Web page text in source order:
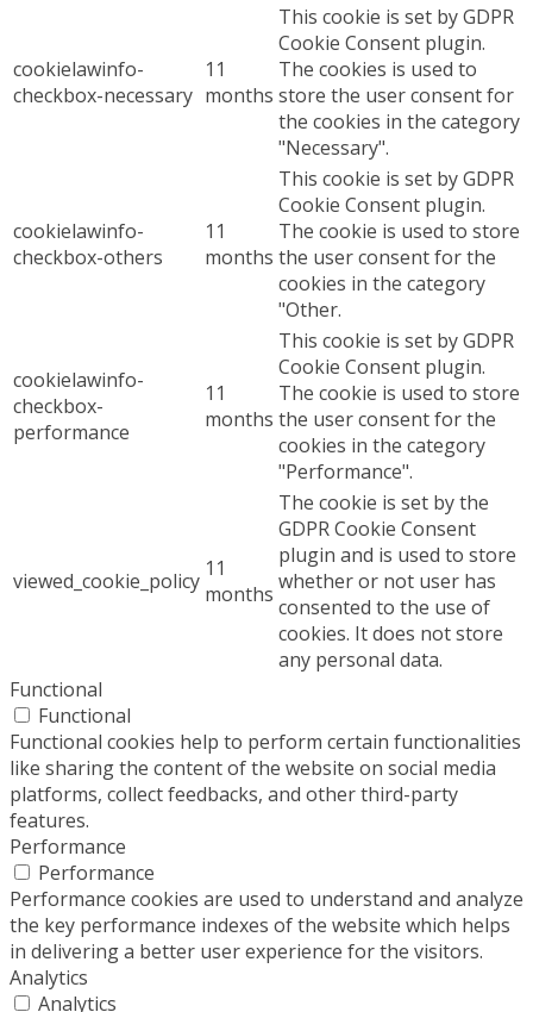
cookielawinfo-
checkbox-necessary
11
months
This cookie is set by GDPR
Cookie Consent plugin.
The cookies is used to
store the user consent for
the cookies in the category
"Necessary".
cookielawinfo-
checkbox-others
11
months
This cookie is set by GDPR
Cookie Consent plugin.
The cookie is used to store
the user consent for the
cookies in the category
"Other.
cookielawinfo-
checkbox-
performance
11
months
This cookie is set by GDPR
Cookie Consent plugin.
The cookie is used to store
the user consent for the
cookies in the category
"Performance".
viewed_cookie_policy 11
months
The cookie is set by the
GDPR Cookie Consent
plugin and is used to store
whether or not user has
consented to the use of
cookies. It does not store
any personal data.
Functional
Functional
Functional cookies help to perform certain functionalities
like sharing the content of the website on social media
platforms, collect feedbacks, and other third-party
features.
Performance
Performance
Performance cookies are used to understand and analyze
the key performance indexes of the website which helps
in delivering a better user experience for the visitors.
Analytics
Analytics